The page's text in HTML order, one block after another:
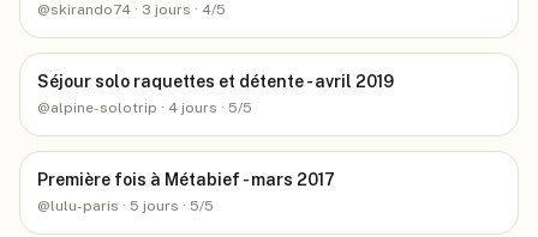
@skirando74 · 3 jours · 4/5
Séjour solo raquettes et détente - avril 2019
@alpine-solotrip · 4 jours · 5/5
Première fois à Métabief - mars 2017
@lulu-paris · 5 jours · 5/5